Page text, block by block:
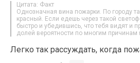
Цитата: Факт
Однозначная вина пожарки. По городу
красный. Если едешь через такой
быстро и убедившись, что тебя видят и
долей вероятности по многим причинам
Легко так рассуждать, когда